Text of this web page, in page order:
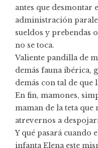
antes que desmontar
administración
sueldos y prebendas
no se toca.
Valiente pandilla de
demás fauna ibérica,
demás con tal de que
En fin, mamones,
maman de la teta
atrevernos a
Y qué pasará cuando
infanta Elena este